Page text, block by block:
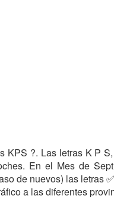
KPS ?. Las letras K P
En el Mes de
de nuevos) las letras
a las diferentes